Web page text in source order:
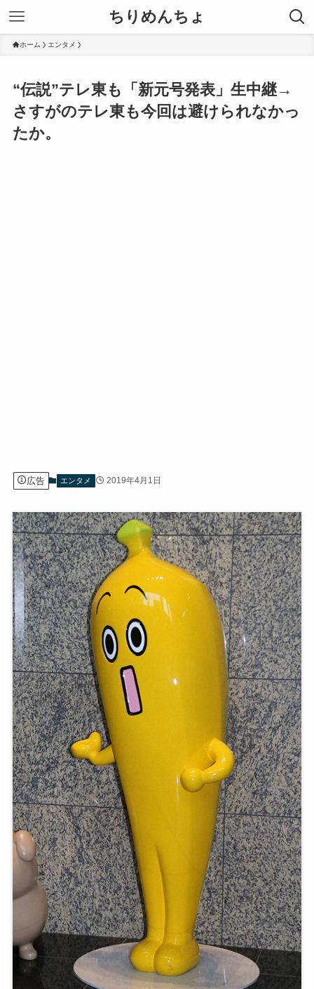
ちりめんちょ
ホーム エンタメ
“伝説”テレ東も「新元号発表」生中継→
さすがのテレ東も今回は避けられなかっ
たか。
広告 エンタメ 2019年4月1日